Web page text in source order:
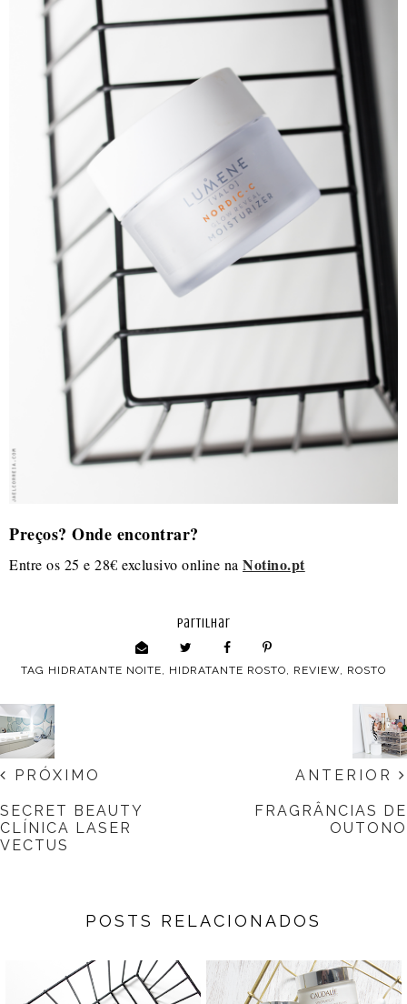
Preços? Onde encontrar?
Entre os 25 e 28€ exclusivo online na Notino.pt
partilhar
TAG HIDRATANTE NOITE, HIDRATANTE ROSTO, REVIEW, ROSTO
ANTERIOR
FRAGRÂNCIAS DE
OUTONO
PRÓXIMO
SECRET BEAUTY
CLÍNICA LASER
VECTUS
POSTS RELACIONADOS